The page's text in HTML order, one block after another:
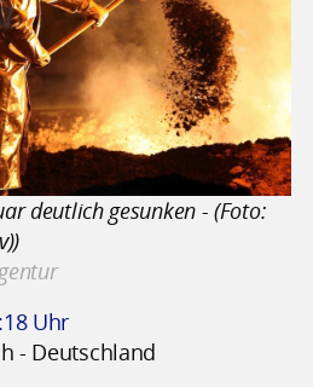
deutlich gesunken - (Foto:
Uhr
- Deutschland